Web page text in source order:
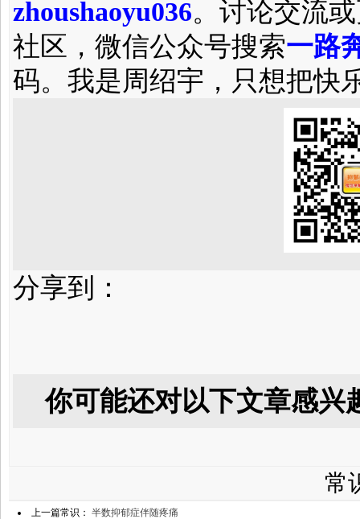
zhoushaoyu036。讨论交流
社区，微信公众号搜索一路
码。我是周绍宇，只想把快
分享到：
你可能还对以下文章感兴
常
上一篇常识： 半数抑郁症伴随疼痛